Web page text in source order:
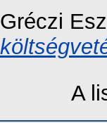
Gréczi
A